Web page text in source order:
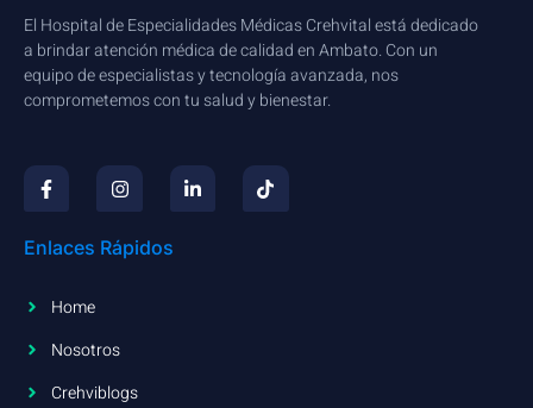
El Hospital de Especialidades Médicas Crehvital está dedicado
a brindar atención médica de calidad en Ambato. Con un
equipo de especialistas y tecnología avanzada, nos
comprometemos con tu salud y bienestar.
Enlaces Rápidos
Home
Nosotros
Crehviblogs